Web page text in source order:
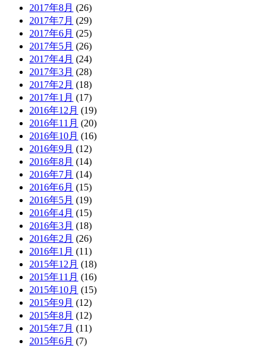
2017年8月 (26)
2017年7月 (29)
2017年6月 (25)
2017年5月 (26)
2017年4月 (24)
2017年3月 (28)
2017年2月 (18)
2017年1月 (17)
2016年12月 (19)
2016年11月 (20)
2016年10月 (16)
2016年9月 (12)
2016年8月 (14)
2016年7月 (14)
2016年6月 (15)
2016年5月 (19)
2016年4月 (15)
2016年3月 (18)
2016年2月 (26)
2016年1月 (11)
2015年12月 (18)
2015年11月 (16)
2015年10月 (15)
2015年9月 (12)
2015年8月 (12)
2015年7月 (11)
2015年6月 (7)